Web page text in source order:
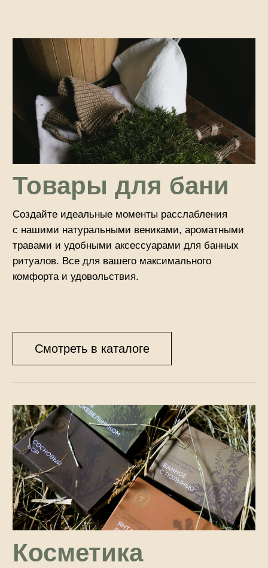
ритуалов. Все для вашего максимального
комфорта и удовольствия.
Смотреть в каталоге
Коллекция натуральной косметики для ухода
за кожей. Мыло и скрабы для бережного очищения
Смотреть в каталоге
Косметика
Уникальные настольные игры и аксессуары,
которые объединяют семьи и друзей. Это
стильный выбор для весёлых вечеров и душевных
встреч.
Досуг